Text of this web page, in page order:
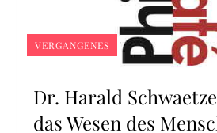
VERGANGENES
Dr. Harald
das Wesen des